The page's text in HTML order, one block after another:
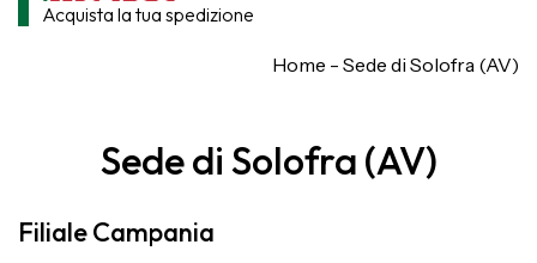
Acquista la tua spedizione
Home - Sede di Solofra (AV)
Sede di Solofra (AV)
Filiale Campania